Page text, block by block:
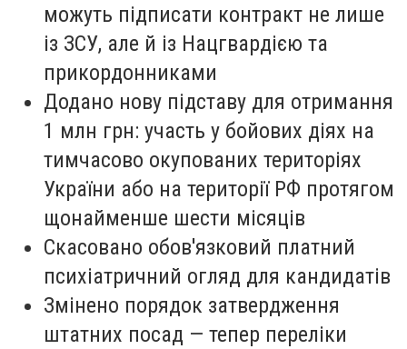
можуть підписати контракт не лише
із ЗСУ, але й із Нацгвардією та
прикордонниками
Додано нову підставу для отримання
1 млн грн: участь у бойових діях на
тимчасово окупованих територіях
України або на території РФ протягом
щонайменше шести місяців
Скасовано обов'язковий платний
психіатричний огляд для кандидатів
Змінено порядок затвердження
штатних посад — тепер переліки